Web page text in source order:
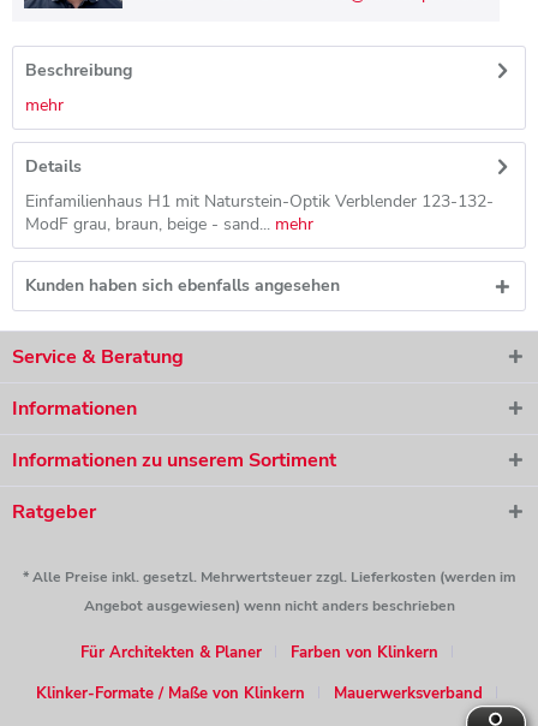
Beschreibung
mehr
Details
Einfamilienhaus H1 mit Naturstein-Optik Verblender 123-132-
ModF grau, braun, beige - sand... mehr
Kunden haben sich ebenfalls angesehen
Service & Beratung
Informationen
Informationen zu unserem Sortiment
Ratgeber
* Alle Preise inkl. gesetzl. Mehrwertsteuer zzgl. Lieferkosten (werden im
Angebot ausgewiesen) wenn nicht anders beschrieben
Für Architekten & Planer
Farben von Klinkern
Klinker-Formate / Maße von Klinkern
Mauerwerksverband